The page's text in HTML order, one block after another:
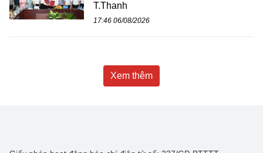
T.Thanh
17:46 06/08/2026
Xem thêm